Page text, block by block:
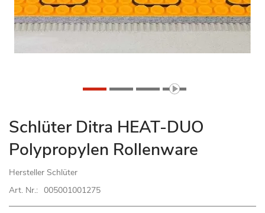
Zum
Anfang
der
Bildgalerie
springen
Schlüter Ditra HEAT-DUO
Polypropylen Rollenware
Hersteller Schlüter
Art. Nr.: 005001001275